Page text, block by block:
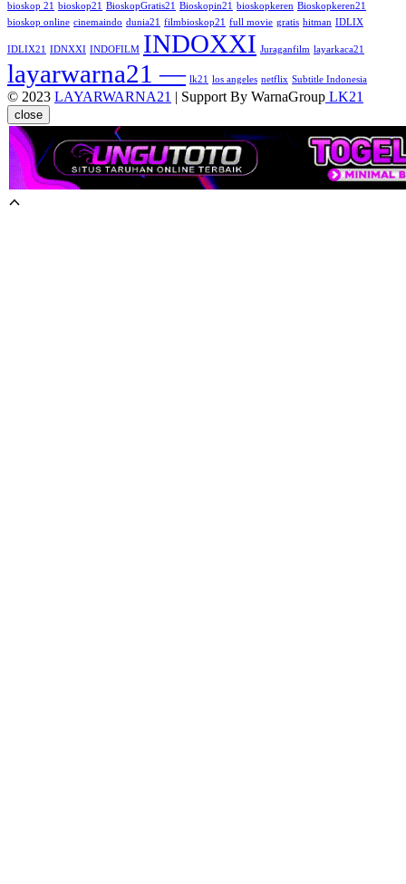
bioskop 21 bioskop21 BioskopGratis21 Bioskopin21 bioskopkeren Bioskopkeren21
bioskop online cinemaindo dunia21 filmbioskop21 full movie gratis hitman IDLIX
IDLIX21 IDNXXI INDOFILM INDOXXI Juraganfilm layarkaca21
layarwarna21 — lk21 los angeles netflix Subtitle Indonesia
© 2023 LAYARWARNA21 | Support By WarnaGroup LK21
close